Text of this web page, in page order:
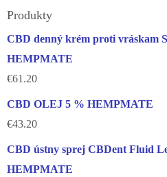
Produkty
CBD denný krém proti vráskam
HEMPMATE
€61.20
CBD OLEJ 5 % HEMPMATE
€43.20
CBD ústny sprej CBDent Fluid
HEMPMATE